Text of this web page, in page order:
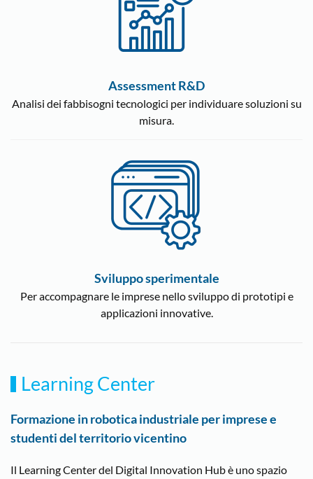
Assessment R&D
Analisi dei fabbisogni tecnologici per individuare soluzioni su
misura.
Sviluppo sperimentale
Per accompagnare le imprese nello sviluppo di prototipi e
applicazioni innovative.
Learning Center
Formazione in robotica industriale per imprese e
studenti del territorio vicentino
Il Learning Center del Digital Innovation Hub è uno spazio